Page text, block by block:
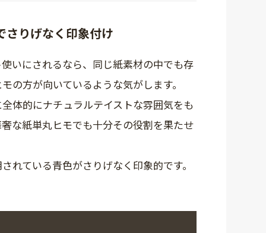
さりげなく印象付け
いにされるなら、同じ紙素材の中でも存
の方が向いているような気がします。
体的にナチュラルテイストな雰囲気をも
な紙単丸ヒモでも十分その役割を果たせ
れている青色がさりげなく印象的です。